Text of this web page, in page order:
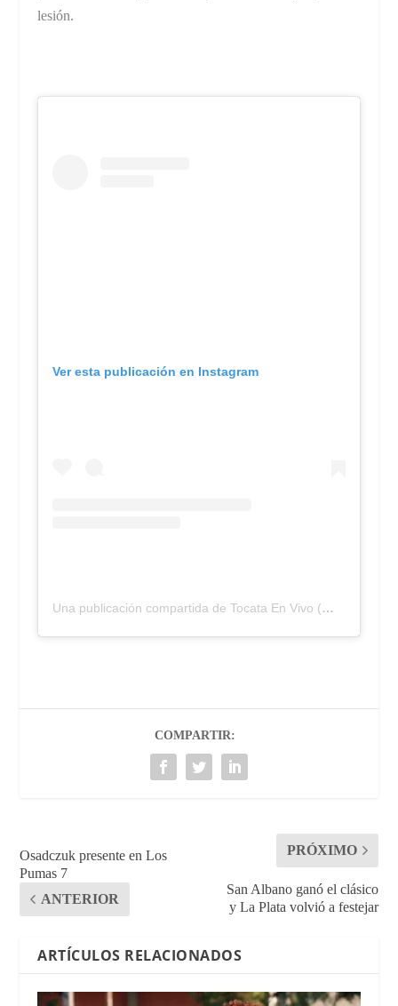
lesión.
Ver esta publicación en Instagram
Una publicación compartida de Tocata En Vivo (@tocatalaprevia)
COMPARTIR:
Osadczuk presente en Los
Pumas 7
ANTERIOR
PRÓXIMO
San Albano ganó el clásico
y La Plata volvió a festejar
ARTÍCULOS RELACIONADOS